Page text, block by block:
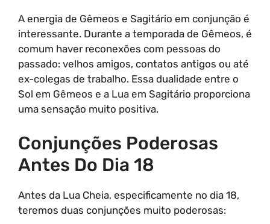
A energia de Gêmeos e Sagitário em conjunção é
interessante. Durante a temporada de Gêmeos, é
comum haver reconexões com pessoas do
passado: velhos amigos, contatos antigos ou até
ex-colegas de trabalho. Essa dualidade entre o
Sol em Gêmeos e a Lua em Sagitário proporciona
uma sensação muito positiva.
Conjunções Poderosas
Antes Do Dia 18
Antes da Lua Cheia, especificamente no dia 18,
teremos duas conjunções muito poderosas: